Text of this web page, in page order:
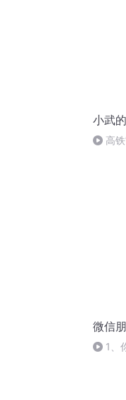
小武
高
微信
1、